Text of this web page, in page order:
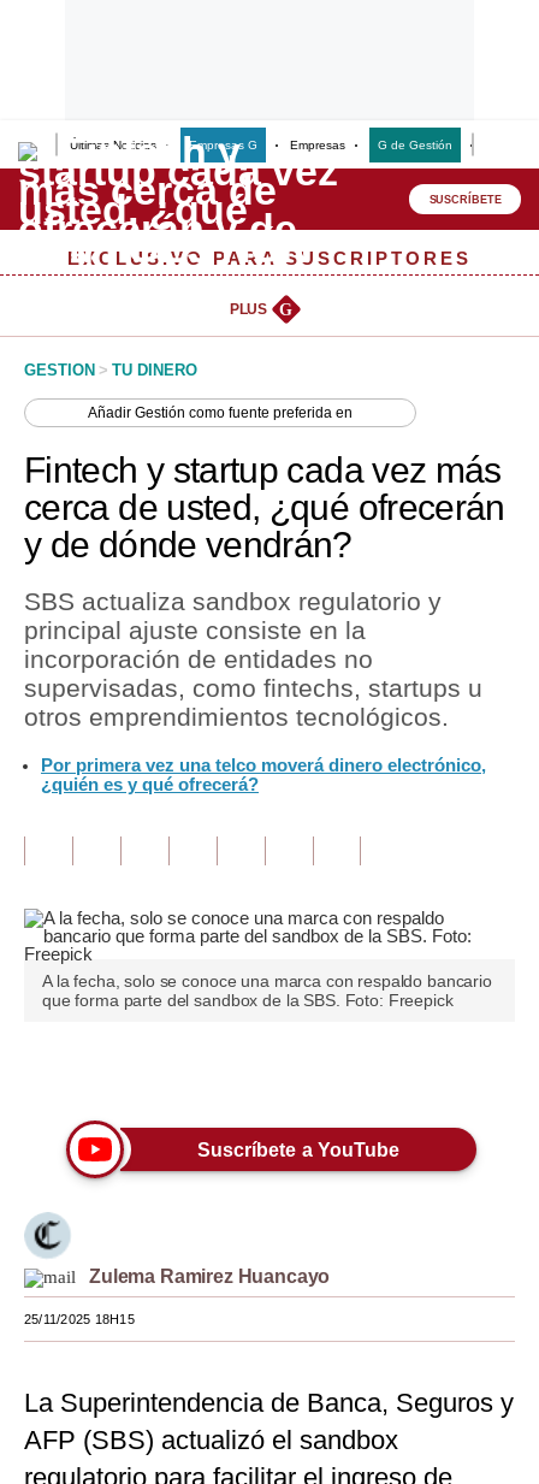
Últimas Noticias Empresas G Empresas G de Gestión
Lo último
Peru Quiosco
Management & Empleo
Perú
Política
Finanzas Personales
Inmobiliarias
Plus G
Opinión
Blogs
Tendencias
Estilos
Mundo
EEUU
Internacional
Tecnología
SUSCRÍBETE
EXCLUSIVO PARA SUSCRIPTORES
PLUS G
GESTION > TU DINERO
AñadirGestión como fuente preferida en
Fintech y startup cada vez más
cerca de usted, ¿qué ofrecerán
y de dónde vendrán?
SBS actualiza sandbox regulatorio y
principal ajuste consiste en la
incorporación de entidades no
supervisadas, como fintechs, startups u
otros emprendimientos tecnológicos.
Por primera vez una telco moverá dinero electrónico,
¿quién es y qué ofrecerá?
A la fecha, solo se conoce una marca con respaldo bancario
que forma parte del sandbox de la SBS. Foto: Freepick
Suscríbete a YouTube
Zulema Ramirez Huancayo
25/11/2025 18H15
La Superintendencia de Banca, Seguros y
AFP (SBS) actualizó el sandbox
regulatorio para facilitar el ingreso de